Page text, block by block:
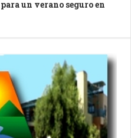
un verano seguro en